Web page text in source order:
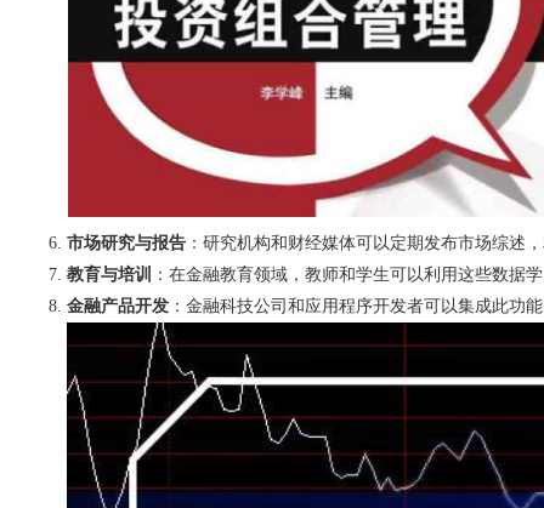
市场研究与报告 ：研究机构和财经媒体可以定期发布市场综述
教育与培训
：在金融教育领域，教师和学生可以利用这些数据
金融产品开发 ：金融科技公司和应用程序开发者可以集成此功